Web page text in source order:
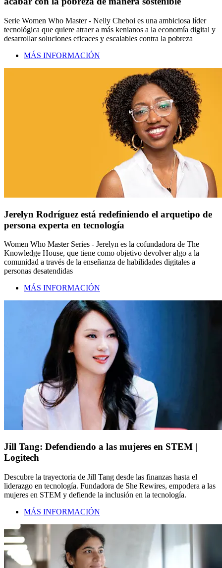
Serie Women Who Master - Nelly Cheboi es una ambiciosa líder
tecnológica que quiere atraer a más kenianos a la economía digital y
desarrollar soluciones eficaces y escalables contra la pobreza
MÁS INFORMACIÓN
Jerelyn Rodríguez está redefiniendo el arquetipo de
persona experta en tecnología
Women Who Master Series - Jerelyn es la cofundadora de The
Knowledge House, que tiene como objetivo devolver algo a la
comunidad a través de la enseñanza de habilidades digitales a
personas desatendidas
MÁS INFORMACIÓN
Jill Tang: Defendiendo a las mujeres en STEM |
Logitech
Descubre la trayectoria de Jill Tang desde las finanzas hasta el
liderazgo en tecnología. Fundadora de She Rewires, empodera a las
mujeres en STEM y defiende la inclusión en la tecnología.
MÁS INFORMACIÓN